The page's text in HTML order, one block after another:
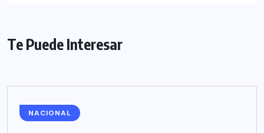
Te Puede Interesar
NACIONAL